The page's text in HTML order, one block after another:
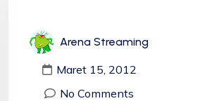
Arena Streaming
Maret 15, 2012
No Comments